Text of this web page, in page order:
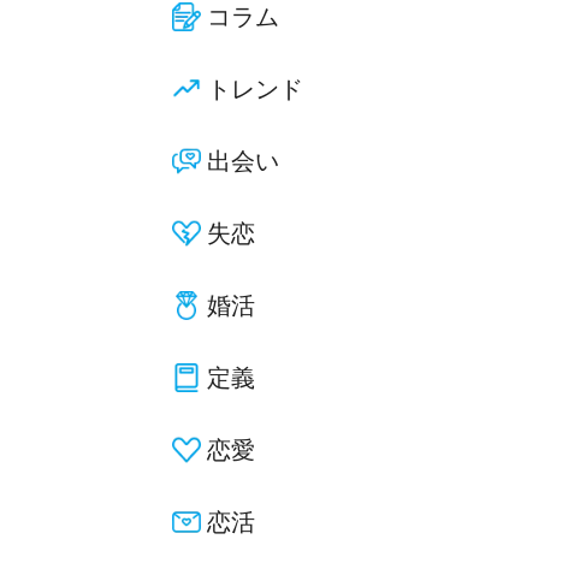
コラム
トレンド
出会い
失恋
婚活
定義
恋愛
恋活